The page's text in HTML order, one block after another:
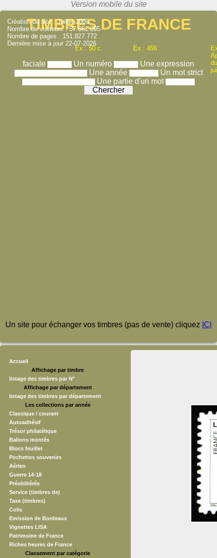
TIMBRES DE FRANCE
Ex : 50 c Ex : 456
faciale Un numéro
Une expression
Une année
Un mot strict
Une partie d'un mot
Création du site : Juillet 2005
Nombre de visiteurs : 57.661.095
Nombre de pages : 151.827.772
Dernière mise à jour 22-07-2026
Un site pour échanger vos timbres (pas de vente) cliquez ICI
Accueil
Affichage par timbre
listage des timbres par N°
Affichage par département
listage des timbres par département
Les collections par année
Classique / courant
Autoadhésif
Trésor philatélique
Ballons montés
Blocs feuillet
Pochettes souvenirs
Aérien
Guerre 14-18
Préoblitérés
Service (timbres de)
Taxe (timbres)
Colis
Emission de Bordeaux
Vignettes LISA
Patrimoine de France
Riches heures de France
Classement par catégorie